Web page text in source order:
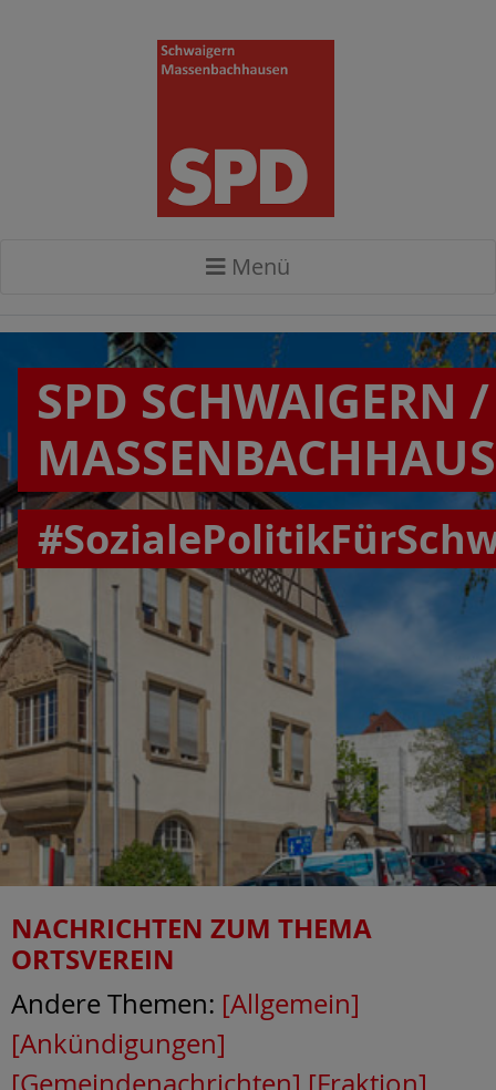
Menü
SPD SCHWAIGERN /
NACHRICHTEN ZUM THEMA
ORTSVEREIN
Andere Themen: [Allgemein]
[Ankündigungen]